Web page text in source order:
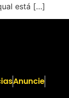
está […]
Anuncie